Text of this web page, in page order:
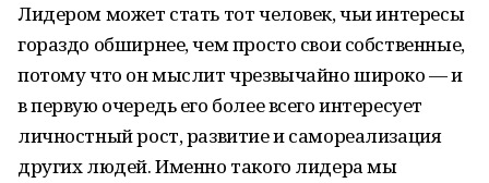
Лидером может стать тот человек, чьи интересы
гораздо обширнее, чем просто свои собственные,
потому что он мыслит чрезвычайно широко — и
в первую очередь его более всего интересует
личностный рост, развитие и самореализация
других людей. Именно такого лидера мы